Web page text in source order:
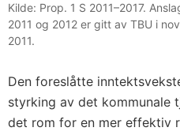
Kilde: Prop. 1 S 2011–2017.
2011 og 2012 er gitt av TBU i
2011.
Den foreslåtte
styrking av det kommunale
det rom for en mer effektiv